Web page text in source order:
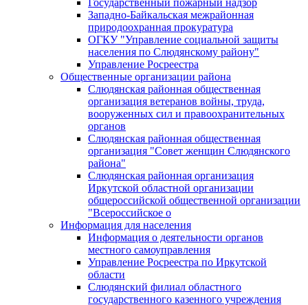
Государственный пожарный надзор
Западно-Байкальская межрайонная
природоохранная прокуратура
ОГКУ "Управление социальной защиты
населения по Слюдянскому району"
Управление Росреестра
Общественные организации района
Слюдянская районная общественная
организация ветеранов войны, труда,
вооруженных сил и правоохранительных
органов
Слюдянская районная общественная
организация "Совет женщин Слюдянского
района"
Слюдянская районная организация
Иркутской областной организации
общероссийской общественной организации
"Всероссийское о
Информация для населения
Информация о деятельности органов
местного самоуправления
Управление Росреестра по Иркутской
области
Слюдянский филиал областного
государственного казенного учреждения